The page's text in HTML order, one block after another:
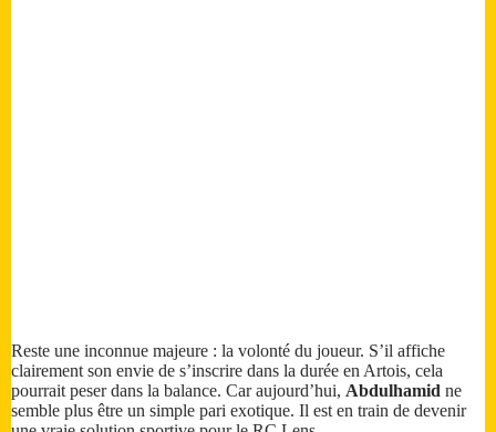
Reste une inconnue majeure : la volonté du joueur. S’il affiche
clairement son envie de s’inscrire dans la durée en Artois, cela
pourrait peser dans la balance. Car aujourd’hui, Abdulhamid ne
semble plus être un simple pari exotique. Il est en train de devenir